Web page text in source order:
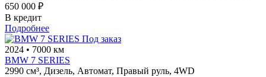
650 000 ₽
В кредит
Подробнее
Под заказ
2024 • 7000 км
BMW 7 SERIES
2990 см³, Дизель, Автомат, Правый руль, 4WD